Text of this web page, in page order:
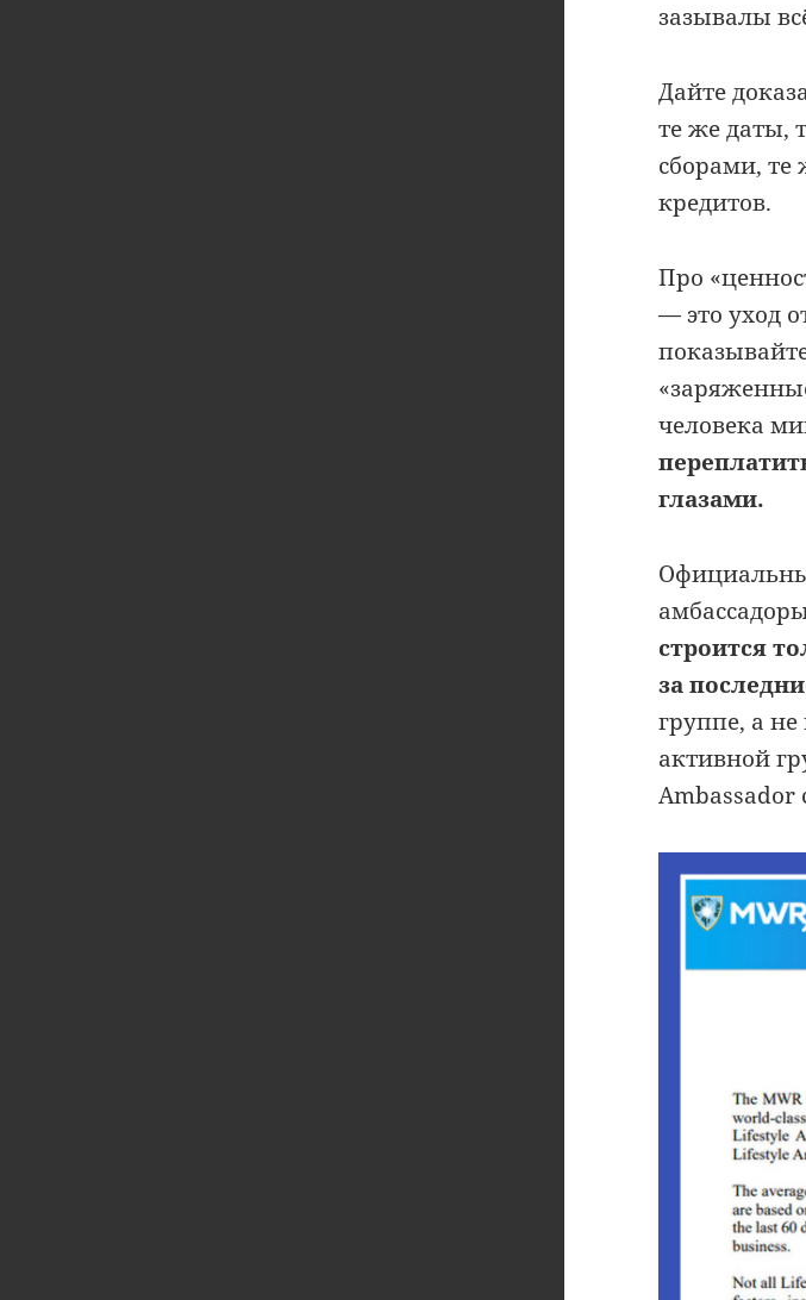
зазывалы
Дайте
те же даты,
сборами, те
кредитов.
Про
— это уход
человека
глазами.
строится
за
группе, а
активной
Ambassador